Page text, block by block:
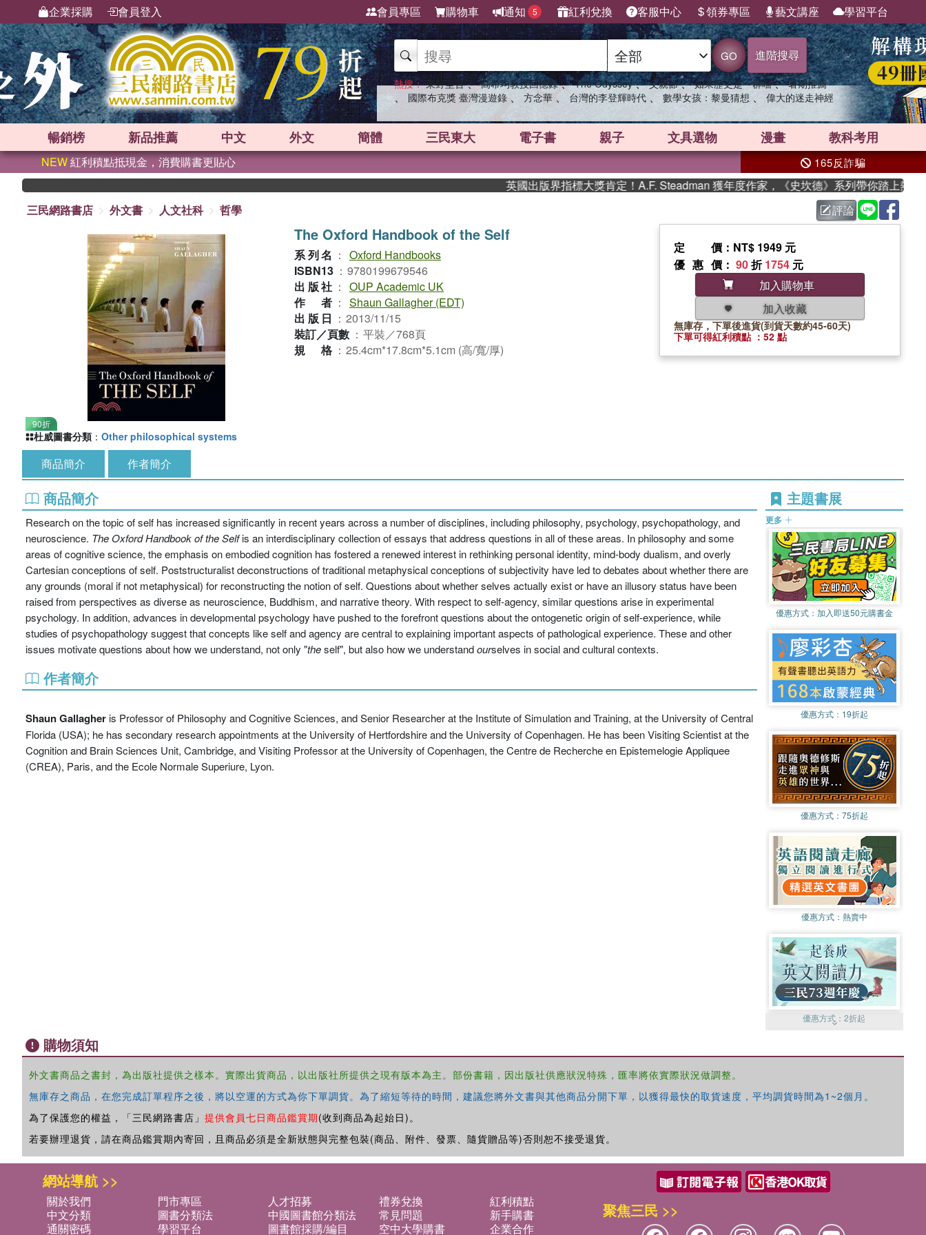
企業採購 會員登入 會員專區 購物車 通知 5 紅利兌換 客服中心 領券專區 藝文講座 學習平台
GO 進階搜尋
熱搜： 東野圭吾 、 高希均教授回憶錄 、 The Odyssey 、 父親節 、 如果歷史是一群喵 、 暑期推薦
、 國際布克獎 臺灣漫遊錄 、 方念華 、 台灣的李登輝時代 、 數學女孩：黎曼猜想 、 偉大的迷走神經
暢銷榜 新品推薦 中文 外文 簡體 三民東大 電子書 親子 文具選物 漫畫 教科考用
NEW紅利積點抵現金，消費購書更貼心 165反詐騙
英國出版界指標大獎肯定！A.F. Steadman 獲年度作家，《史坎德》系列帶你踏上熱血奇幻
三民網路書店
外文書 人文社科 哲學 評論
90折
The Oxford Handbook of the Self
系列名 ： Oxford Handbooks
ISBN13 ： 9780199679546
出版社 ： OUP Academic UK
作者 ： Shaun Gallagher (EDT)
出版日 ： 2013/11/15
裝訂／頁數 ： 平裝／768頁
規格 ： 25.4cm*17.8cm*5.1cm (高/寬/厚)
定價 ：NT$ 1949 元
優惠價 ： 90折1754 元
加入購物車
加入收藏
無庫存，下單後進貨(到貨天數約45-60天)
下單可得紅利積點 ：52 點
杜威圖書分類 ： Other philosophical systems
商品簡介 作者簡介
商品簡介
Research on the topic of self has increased significantly in recent years across a number of disciplines, including philosophy, psychology, psychopathology, and
neuroscience. The Oxford Handbook of the Selfis an interdisciplinary collection of essays that address questions in all of these areas. In philosophy and some
areas of cognitive science, the emphasis on embodied cognition has fostered a renewed interest in rethinking personal identity, mind-body dualism, and overly
Cartesian conceptions of self. Poststructuralist deconstructions of traditional metaphysical conceptions of subjectivity have led to debates about whether there are
any grounds (moral if not metaphysical) for reconstructing the notion of self. Questions about whether selves actually exist or have an illusory status have been
raised from perspectives as diverse as neuroscience, Buddhism, and narrative theory. With respect to self-agency, similar questions arise in experimental
psychology. In addition, advances in developmental psychology have pushed to the forefront questions about the ontogenetic origin of self-experience, while
studies of psychopathology suggest that concepts like self and agency are central to explaining important aspects of pathological experience. These and other
issues motivate questions about how we understand, not only "theself", but also how we understandourselves in social and cultural contexts.
作者簡介
Shaun Gallagheris Professor of Philosophy and Cognitive Sciences, and Senior Researcher at the Institute of Simulation and Training, at the University of Central
Florida (USA); he has secondary research appointments at the University of Hertfordshire and the University of Copenhagen. He has been Visiting Scientist at the
Cognition and Brain Sciences Unit, Cambridge, and Visiting Professor at the University of Copenhagen, the Centre de Recherche en Epistemelogie Appliquee
(CREA), Paris, and the Ecole Normale Superiure, Lyon.
主題書展
更多
優惠方式： 加入即送50元購書金
優惠方式： 19折起
優惠方式： 75折起
優惠方式： 熱賣中
優惠方式：2折起
購物須知
外文書商品之書封，為出版社提供之樣本。實際出貨商品，以出版社所提供之現有版本為主。部份書籍，因出版社供應狀況特殊，匯率將依實際狀況做調整。
無庫存之商品，在您完成訂單程序之後，將以空運的方式為你下單調貨。為了縮短等待的時間，建議您將外文書與其他商品分開下單，以獲得最快的取貨速度，平均調貨時間為1~2個月。
為了保護您的權益，「三民網路書店」 提供會員七日商品鑑賞期(收到商品為起始日)。
若要辦理退貨，請在商品鑑賞期內寄回，且商品必須是全新狀態與完整包裝(商品、附件、發票、隨貨贈品等)否則恕不接受退貨。
網站導航 >>
關於我們 門市專區 人才招募 禮券兌換
紅利積點
中文分類
圖書分類法 中國圖書館分類法 常見問題
新手購書
通關密碼
學習平台 圖書館採購/編目 空中大學購書
企業合作
聚焦三民 >>